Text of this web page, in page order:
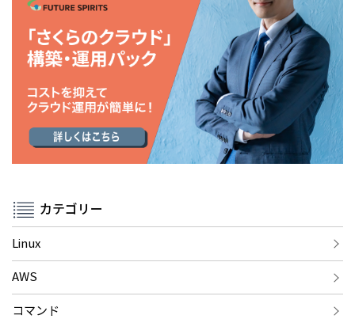
カテゴリー
Linux
AWS
コマンド